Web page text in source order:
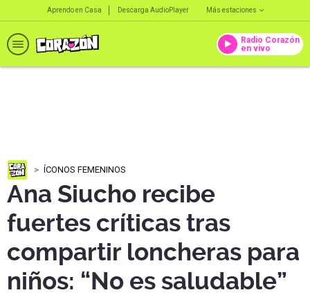
Aprendo en Casa Descarga AudioPlayer Más estaciones
Radio Corazón
en vivo
ÍCONOS FEMENINOS
Ana Siucho recibe
fuertes críticas tras
compartir loncheras para
niños: “No es saludable”